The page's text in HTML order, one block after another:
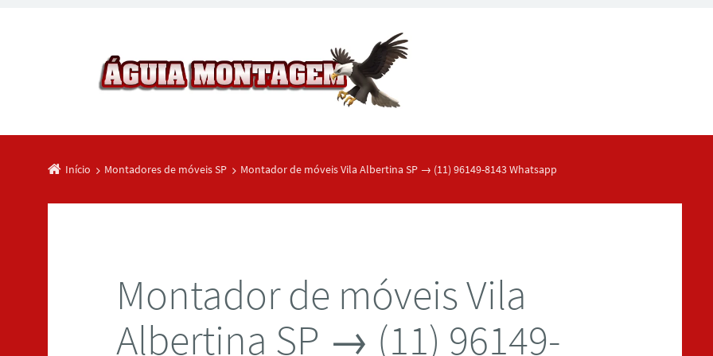
Início Montadores de móveis SP Montador de móveis Vila Albertina SP → (11) 96149-8143 Whatsapp
Montador de móveis Vila
Albertina SP → (11) 96149-